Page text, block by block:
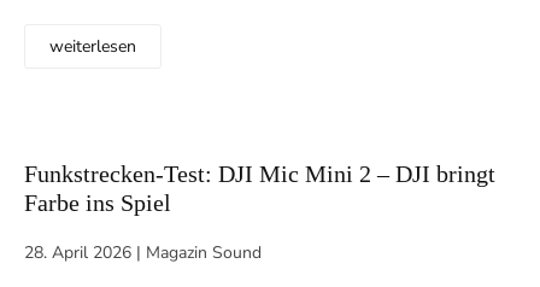
weiterlesen
Funkstrecken-Test: DJI Mic Mini 2 – DJI bringt
Farbe ins Spiel
28. April 2026 | Magazin Sound